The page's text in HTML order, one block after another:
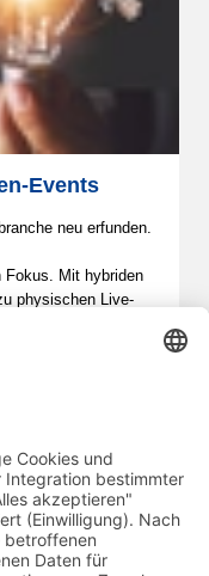
Events
neu erfunden.
Fokus. Mit hybriden
physischen Live-
Academy
mehr lesen